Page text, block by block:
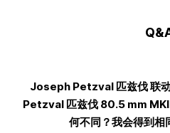
Joseph Petzval 匹兹伐 联
Petzval 匹兹伐 80.5 mm
何不同？我会得到相